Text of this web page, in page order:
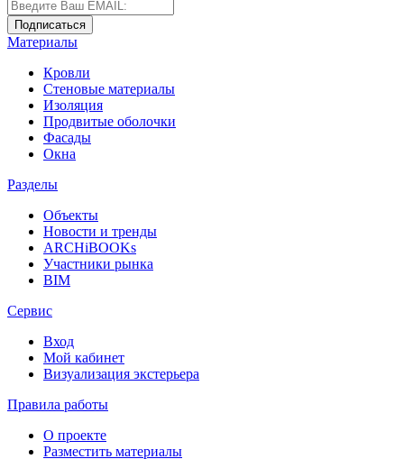
Материалы
Кровли
Стеновые материалы
Изоляция
Продвитые оболочки
Фасады
Окна
Разделы
Объекты
Новости и тренды
ARCHiBOOKs
Участники рынка
BIM
Сервис
Вход
Мой кабинет
Визуализация экстерьера
Правила работы
О проекте
Разместить материалы